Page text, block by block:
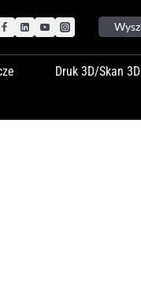
Druk 3D/Skan 3D